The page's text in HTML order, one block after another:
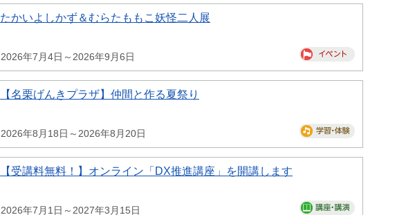
たかいよしかず＆むらたももこ妖怪二人展
2026年7月4日～2026年9月6日
【名栗げんきプラザ】仲間と作る夏祭り
2026年8月18日～2026年8月20日
【受講料無料！】オンライン「DX推進講座」を開講します
2026年7月1日～2027年3月15日